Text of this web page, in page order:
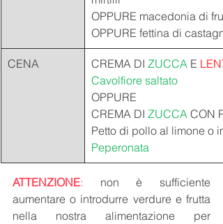
OPPURE macedonia di
OPPURE fettina di
CENA CREMA DI ZUCCA E
Cavolfiore saltato
OPPURE
CREMA DI ZUCCA CON
Petto di pollo al limone o
Peperonata
ATTENZIONE: non è sufficiente
aumentare o introdurre verdure e frutta
nella nostra alimentazione per